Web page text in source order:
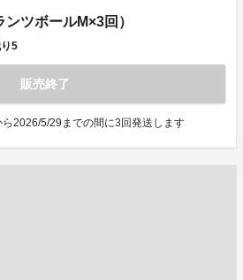
ツボールM×3回）
5
販売終了
2026/5/29までの間に3回発送します